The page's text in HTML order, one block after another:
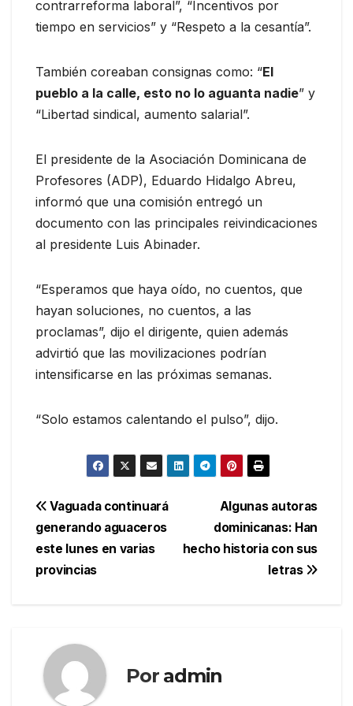
contrarreforma laboral”, “Incentivos por
tiempo en servicios” y “Respeto a la cesantía”.
También coreaban consignas como: “El
pueblo a la calle, esto no lo aguanta nadie” y
“Libertad sindical, aumento salarial”.
El presidente de la Asociación Dominicana de
Profesores (ADP), Eduardo Hidalgo Abreu,
informó que una comisión entregó un
documento con las principales reivindicaciones
al presidente Luis Abinader.
“Esperamos que haya oído, no cuentos, que
hayan soluciones, no cuentos, a las
proclamas”, dijo el dirigente, quien además
advirtió que las movilizaciones podrían
intensificarse en las próximas semanas.
“Solo estamos calentando el pulso”, dijo.
Navegación
de
entradas
Algunas autoras
dominicanas: Han
hecho historia con sus
letras
Vaguada continuará
generando aguaceros
este lunes en varias
provincias
Por admin